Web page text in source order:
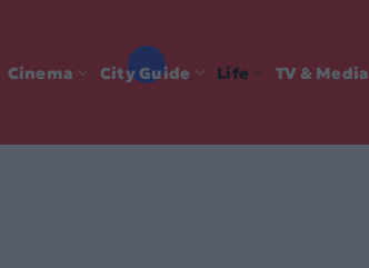
Cinema City Guide Life TV & Media